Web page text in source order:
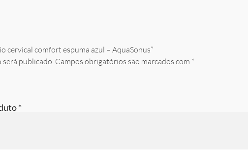
cervical comfort espuma azul – AquaSonus”
será publicado. Campos obrigatórios são marcados com *
*